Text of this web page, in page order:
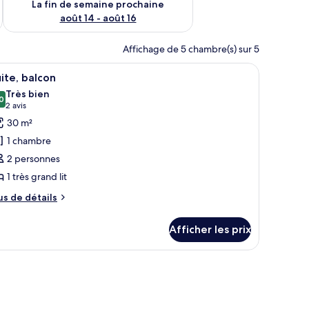
La fin de semaine prochaine
août 14 - août 16
Affichage de 5 chambre(s) sur 5
deux fauteuils, une petite table ronde, un bureau avec une télévision et
:
Une chambre d’hôtel avec un lit, un
8 balcon
sur 10
Très bien
2 avis
(2 avis)
30 m²
1 chambre
2 personnes
1 très grand lit
de détails
Afficher les prix
à motifs floraux et une petite table ronde.
| Téléviseur à écran plat